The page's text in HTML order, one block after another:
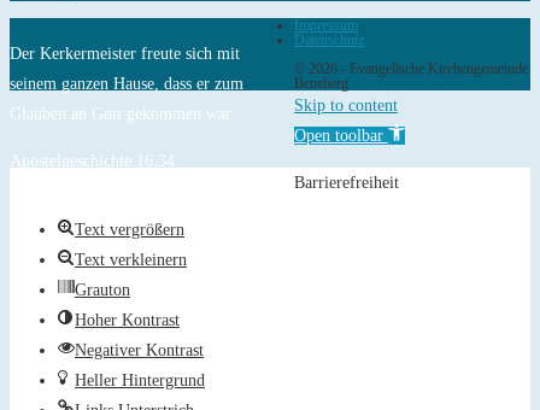
Der Kerkermeister freute sich mit
seinem ganzen Hause, dass er zum
Glauben an Gott gekommen war.
Apostelgeschichte 16,34
Impressum
Datenschutz
© 2026 - Evangelische Kirchengemeinde
Bensberg
Skip to content
Open toolbar
Barrierefreiheit
Text vergrößern
Text verkleinern
Grauton
Hoher Kontrast
Negativer Kontrast
Heller Hintergrund